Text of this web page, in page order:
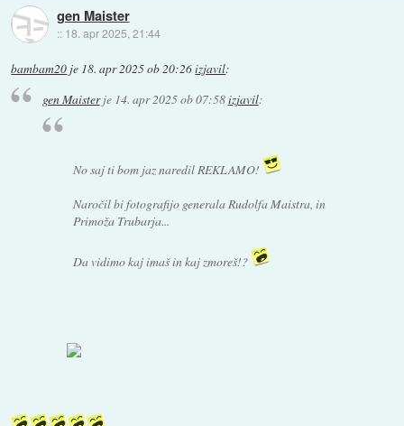
gen Maister
:: 18. apr 2025, 21:44
bambam20 je 18. apr 2025 ob 20:26izjavil:
gen Maisterje 14. apr 2025 ob 07:58izjavil:
No saj ti bom jaz naredil REKLAMO!
Naročil bi fotografijo generala Rudolfa Maistra, in
Primoža Trubarja...
Da vidimo kaj imaš in kaj zmoreš!?